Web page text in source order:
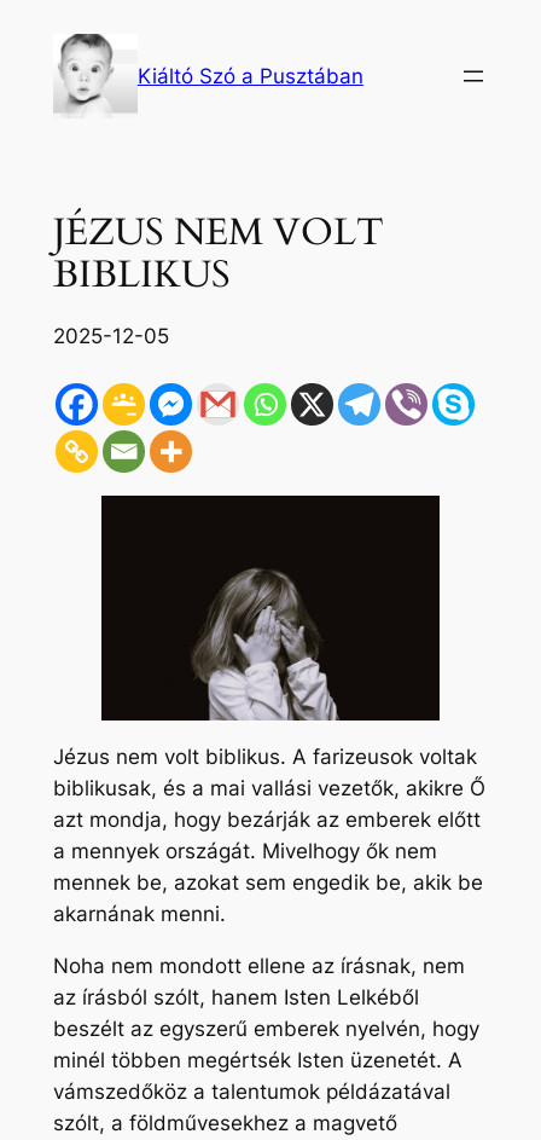
tartalomhoz
Kiáltó Szó a Pusztában
JÉZUS NEM VOLT
BIBLIKUS
2025-12-05
Jézus nem volt biblikus. A farizeusok voltak
biblikusak, és a mai vallási vezetők, akikre Ő
azt mondja, hogy bezárják az emberek előtt
a mennyek országát. Mivelhogy ők nem
mennek be, azokat sem engedik be, akik be
akarnának menni.
Noha nem mondott ellene az írásnak, nem
az írásból szólt, hanem Isten Lelkéből
beszélt az egyszerű emberek nyelvén, hogy
minél többen megértsék Isten üzenetét. A
vámszedőköz a talentumok példázatával
szólt, a földművesekhez a magvető